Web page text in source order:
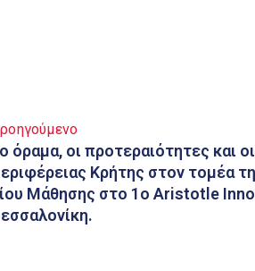
όραμα, οι προτεραιότητες και
Κρήτης στον τομέα
Μάθησης στο 1ο Aristotle